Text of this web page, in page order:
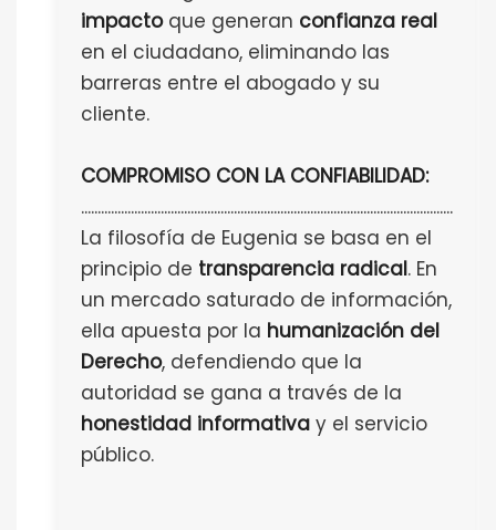
impactoque generan confianza real
en el ciudadano, eliminando las
barreras entre el abogado y su
cliente.
COMPROMISO CON LA CONFIABILIDAD:
................................................................................................................
La filosofía de Eugenia se basa en el
principio de transparencia radical. En
un mercado saturado de información,
ella apuesta por la humanización del
Derecho, defendiendo que la
autoridad se gana a través de la
honestidad informativa y el servicio
público.